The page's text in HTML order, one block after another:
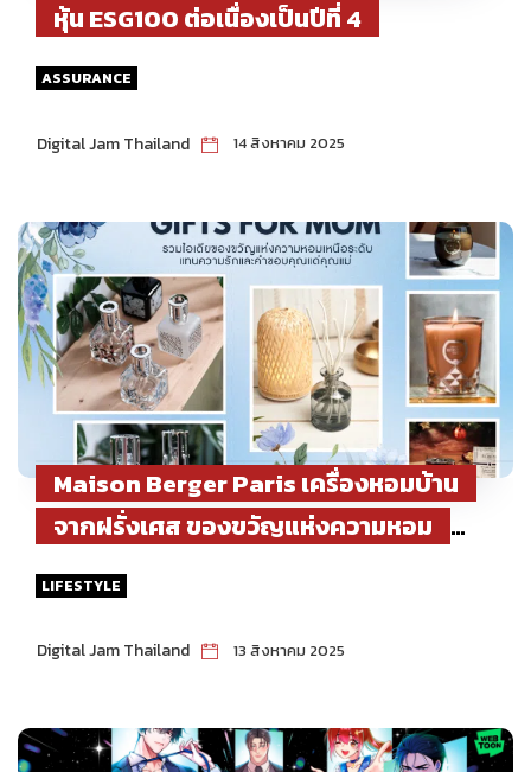
หุ้น ESG100 ต่อเนื่องเป็นปีที่ 4
ASSURANCE
Digital Jam Thailand 14 สิงหาคม 2025
Maison Berger Paris เครื่องหอมบ้าน
จากฝรั่งเศส ของขวัญแห่งความหอม
เหนือระดับแทนความรักและคำขอบคุณแด่
LIFESTYLE
Digital Jam Thailand 13 สิงหาคม 2025